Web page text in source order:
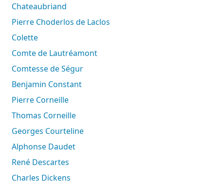
Chateaubriand
Pierre Choderlos de Laclos
Colette
Comte de Lautréamont
Comtesse de Ségur
Benjamin Constant
Pierre Corneille
Thomas Corneille
Georges Courteline
Alphonse Daudet
René Descartes
Charles Dickens